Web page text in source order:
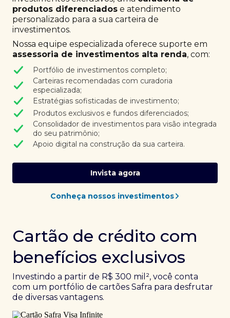
produtos diferenciados e atendimento
personalizado para a sua carteira de
investimentos.
Nossa equipe especializada oferece suporte em
assessoria de investimentos alta renda, com:
Portfólio de investimentos completo;
Carteiras recomendadas com curadoria
especializada;
Estratégias sofisticadas de investimento;
Produtos exclusivos e fundos diferenciados;
Consolidador de investimentos para visão integrada
do seu patrimônio;
Apoio digital na construção da sua carteira.
Invista agora
Conheça nossos investimentos
Cartão de crédito com
benefícios exclusivos
Investindo a partir de R$ 300 mil², você conta
com um portfólio de cartões Safra para desfrutar
de diversas vantagens.